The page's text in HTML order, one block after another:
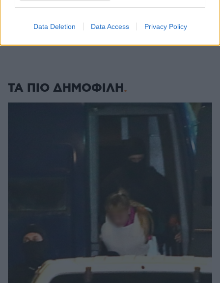
Data Deletion Data Access Privacy Policy
ΔΕΙΤΕ ΟΛΕΣ ΤΙΣ ΕΙΔΗΣΕΙΣ
ΤΑ ΠΙΟ ΔΗΜΟΦΙΛΗ